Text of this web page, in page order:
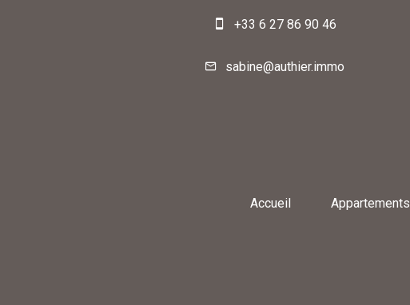
+33 6 27 86 90 46
sabine@authier.immo
Accueil Appartements